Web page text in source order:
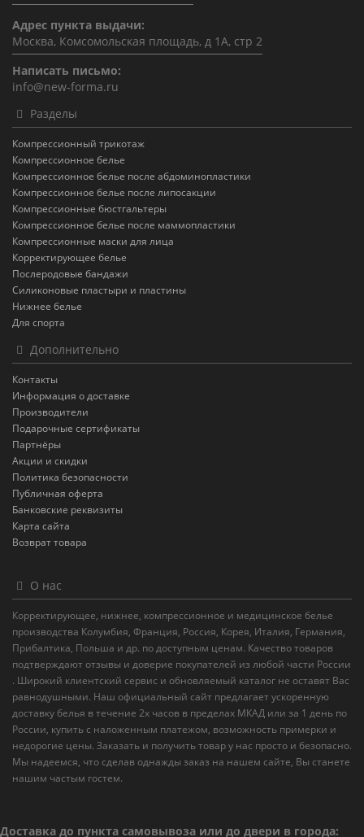
Адрес пункта выдачи:
Москва, Комсомольская площадь, д 1А, стр 2
Написать письмо:
info@new-forma.ru
Разделы
Компрессионный трикотаж
Компрессионное белье
Компрессионное белье после абдоминопластики
Компрессионное белье после липосакции
Компрессионные бюстгальтеры
Компрессионное белье после маммопластики
Компрессионные маски для лица
Корректирующее белье
Послеродовые бандажи
Силиконовые пластыри и пластины
Нижнее белье
Для спорта
Дополнительно
Контакты
Информация о доставке
Производители
Подарочные сертификаты
Партнёры
Акции и скидки
Политика безопасности
Публичная оферта
Банковские реквизиты
Карта сайта
Возврат товара
О нас
Корректирующее, нижнее, компрессионное и медицинское белье
производства Колумбия, Франция, Россия, Корея, Италия, Германия,
Прибалтика, Польша и др. по доступным ценам. Качество товаров
подтверждают отзывы и доверие покупателей из любой части России
. Широкий клиентский сервис и обновляемый каталог не оставят Вас
равнодушными. Наш официальный сайт предлагает ускоренную
доставку белья в течение 2х часов в пределах МКАД или за 1 день по
России, купить с наложенным платежом, возможность примерки и
недорогие цены. Заказать и получить товар у нас просто и безопасно.
Мы надеемся, что сделав однажды заказ на нашем сайте, Вы станете
нашим частым гостем.
Доставка до пункта самовывоза или до двери в города: